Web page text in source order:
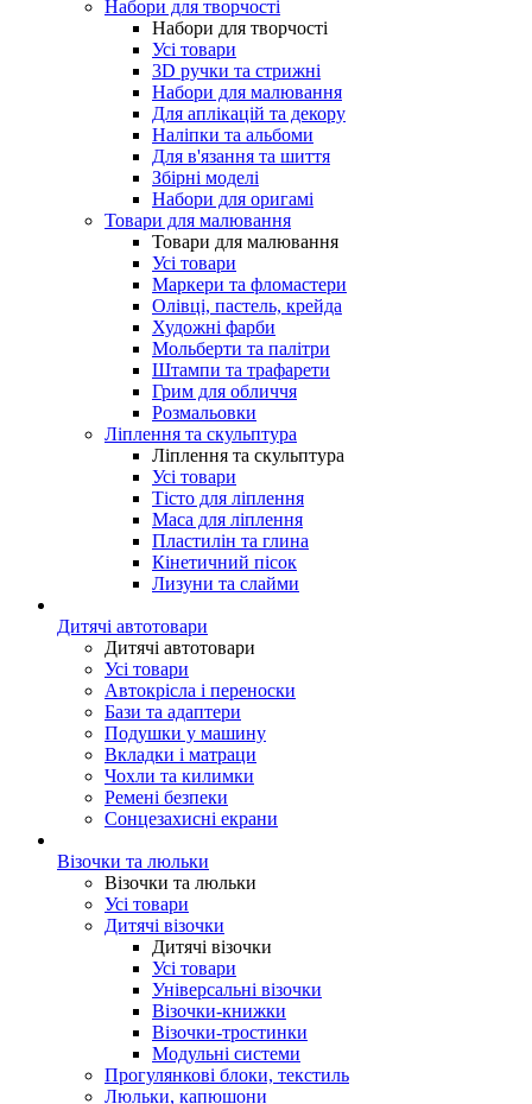
Набори для творчості
Набори для творчості
Усі товари
3D ручки та стрижні
Набори для малювання
Для аплікацій та декору
Наліпки та альбоми
Для в'язання та шиття
Збірні моделі
Набори для оригамі
Товари для малювання
Товари для малювання
Усі товари
Маркери та фломастери
Олівці, пастель, крейда
Художні фарби
Мольберти та палітри
Штампи та трафарети
Грим для обличчя
Розмальовки
Ліплення та скульптура
Ліплення та скульптура
Усі товари
Тісто для ліплення
Маса для ліплення
Пластилін та глина
Кінетичний пісок
Лизуни та слайми
Дитячі автотовари
Дитячі автотовари
Усі товари
Автокрісла і переноски
Бази та адаптери
Подушки у машину
Вкладки і матраци
Чохли та килимки
Ремені безпеки
Сонцезахисні екрани
Візочки та люльки
Візочки та люльки
Усі товари
Дитячі візочки
Дитячі візочки
Усі товари
Універсальні візочки
Візочки-книжки
Візочки-тростинки
Модульні системи
Прогулянкові блоки, текстиль
Люльки, капюшони